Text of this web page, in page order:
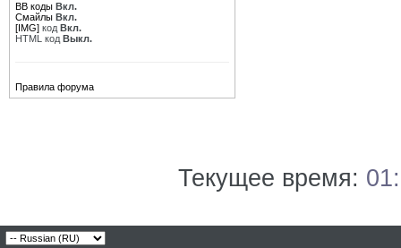
BB коды Вкл.
Смайлы Вкл.
[IMG] код Вкл.
HTML код Выкл.
Правила форума
Текущее время: